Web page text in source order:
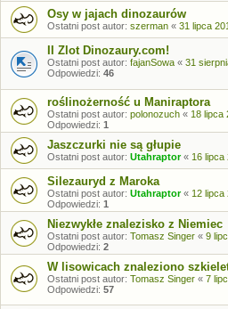
Osy w jajach dinozaurów
Ostatni post autor: szerman « 31 lipca
II Zlot Dinozaury.com!
Ostatni post autor: fajanSowa « 31
Odpowiedzi: 46
roślinożerność u Maniraptora
Ostatni post autor: polonozuch « 18 lipca
Odpowiedzi: 1
Jaszczurki nie są głupie
Ostatni post autor: Utahraptor« 16 lipca
Silezauryd z Maroka
Ostatni post autor: Utahraptor« 12 lipca
Odpowiedzi: 1
Niezwykłe znalezisko z Niemiec
Ostatni post autor: Tomasz Singer « 9
Odpowiedzi: 2
W lisowicach znaleziono
Ostatni post autor: Tomasz Singer « 7
Odpowiedzi: 57